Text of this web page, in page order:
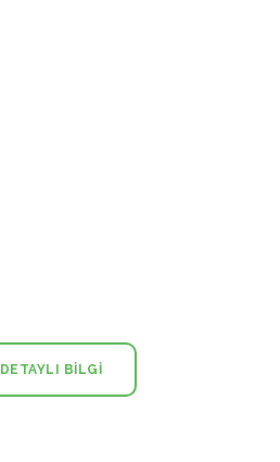
DETAYLI BILGI